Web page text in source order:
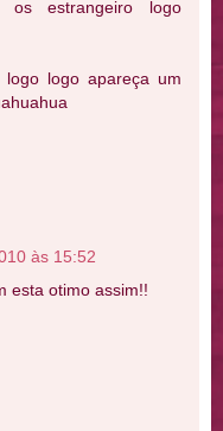
estrangeiro logo
logo apareça um
às 15:52
esta otimo assim!!